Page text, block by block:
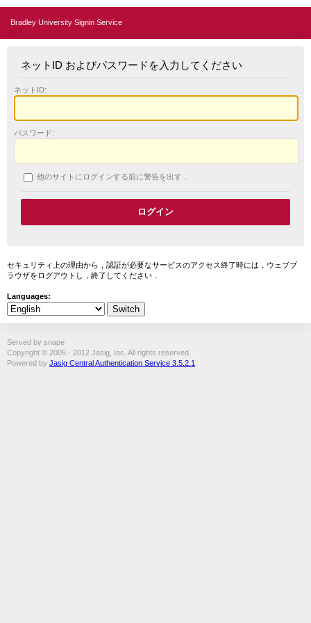
Bradley University Signin Service
ネットID およびパスワードを入力してください
ネットID:
パスワード:
他のサイトにログインする前に警告を出す．
セキュリティ上の理由から，認証が必要なサービスのアクセス終了時には，ウェブブ
ラウザをログアウトし，終了してください．
Languages:
Served by snape
Copyright © 2005 - 2012 Jasig, Inc. All rights reserved.
Powered by Jasig Central Authentication Service 3.5.2.1